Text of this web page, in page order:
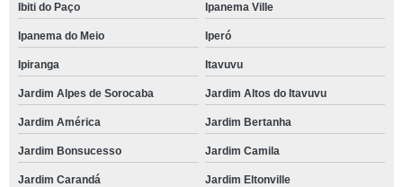
Ibiti do Paço Ipanema Ville
Ipanema do Meio Iperó
Ipiranga Itavuvu
Jardim Alpes de Sorocaba Jardim Altos do Itavuvu
Jardim América Jardim Bertanha
Jardim Bonsucesso Jardim Camila
Jardim Carandá Jardim Eltonville